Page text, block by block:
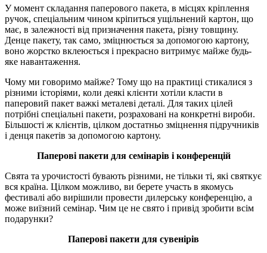
У момент складання паперового пакета, в місцях кріплення
ручок, спеціальним чином кріпиться ущільнений картон, що
має, в залежності від призначення пакета, різну товщину.
Денце пакету, так само, зміцнюється за допомогою картону,
воно жорстко вклеюється і прекрасно витримує майже будь-
яке навантаження.
Чому ми говоримо майже? Тому що на практиці стикалися з
різними історіями, коли деякі клієнти хотіли класти в
паперовий пакет важкі металеві деталі. Для таких цілей
потрібні спеціальні пакети, розраховані на конкретні вироби.
Більшості ж клієнтів, цілком достатньо зміцнення підручників
і денця пакетів за допомогою картону.
Паперові пакети для семінарів і конференцій
Свята та урочистості бувають різними, не тільки ті, які святкує
вся країна. Цілком можливо, ви берете участь в якомусь
фестивалі або вирішили провести дилерську конференцію, а
може виїзний семінар. Чим це не свято і привід зробити всім
подарунки?
Паперові пакети для сувенірів